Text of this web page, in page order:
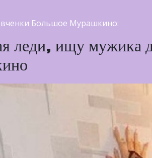
Большое Мурашкино:
леди, ищу мужика